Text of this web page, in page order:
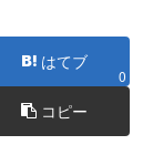
はてブ
0
コピー